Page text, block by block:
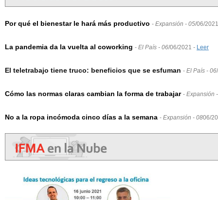
Por qué el bienestar le hará más productivo - Expansión - 05/06/2021
La pandemia da la vuelta al coworking - El País - 06/06/2021 - Leer
El teletrabajo tiene truco: beneficios que se esfuman - El País - 06
Cómo las normas claras cambian la forma de trabajar - Expansión
No a la ropa incómoda cinco días a la semana - Expansión - 0806/